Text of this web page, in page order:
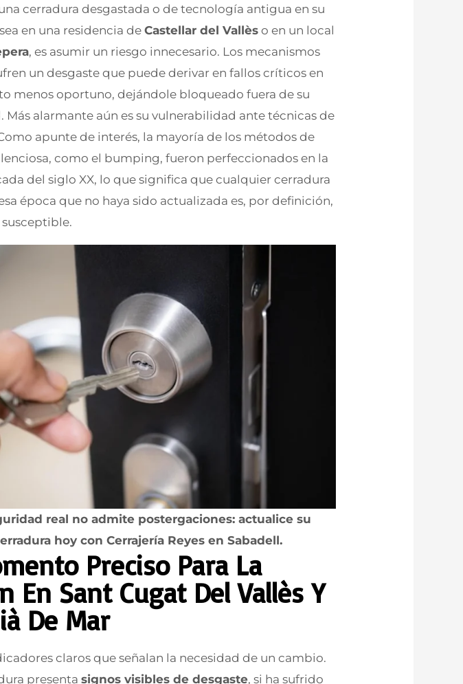
cerradura desgastada o de tecnología antigua en su
en una residencia deCastellar del Vallès o en un local
, es asumir un riesgo innecesario. Los mecanismos
un desgaste que puede derivar en fallos críticos en
menos oportuno, dejándole bloqueado fuera de su
Más alarmante aún es su vulnerabilidad ante técnicas de
apunte de interés, la mayoría de los métodos de
como el bumping, fueron perfeccionados en la
del siglo XX, lo que significa que cualquier cerradura
época que no haya sido actualizada es, por definición,
real no admite postergaciones: actualice su
hoy con Cerrajería Reyes en Sabadell.
Preciso Para La
En Sant Cugat Del Vallès Y
De Mar
claros que señalan la necesidad de un cambio.
presentasignos visibles de desgaste, si ha sufrido